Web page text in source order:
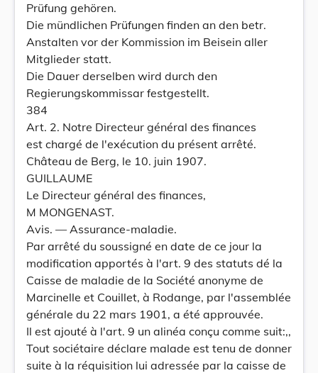
Prüfung gehören.
Die mündlichen Prüfungen finden an den betr.
Anstalten vor der Kommission im Beisein aller
Mitglieder statt.
Die Dauer derselben wird durch den
Regierungskommissar festgestellt.
384
Art. 2. Notre Directeur général des finances
est chargé de l'exécution du présent arrêté.
Château de Berg, le 10. juin 1907.
GUILLAUME
Le Directeur général des finances,
M MONGENAST.
Avis. — Assurance-maladie.
Par arrêté du soussigné en date de ce jour la
modification apportés à l'art. 9 des statuts dé la
Caisse de maladie de la Société anonyme de
Marcinelle et Couillet, à Rodange, par l'assemblée
générale du 22 mars 1901, a été approuvée.
Il est ajouté à l'art. 9 un alinéa conçu comme suit:,,
Tout sociétaire déclare malade est tenu de donner
suite à la réquisition lui adressée par la caisse de